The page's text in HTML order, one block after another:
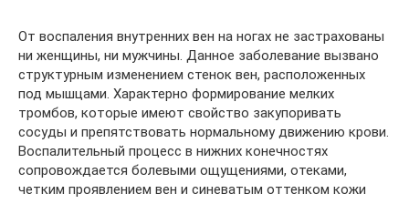
От воспаления внутренних вен на ногах не застрахованы
ни женщины, ни мужчины. Данное заболевание вызвано
структурным изменением стенок вен, расположенных
под мышцами. Характерно формирование мелких
тромбов, которые имеют свойство закупоривать
сосуды и препятствовать нормальному движению крови.
Воспалительный процесс в нижних конечностях
сопровождается болевыми ощущениями, отеками,
четким проявлением вен и синеватым оттенком кожи